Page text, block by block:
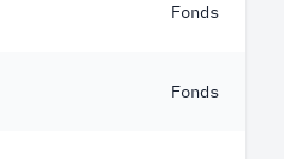
Fonds
Fonds